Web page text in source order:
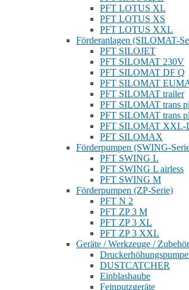
PFT LOTUS XL
PFT LOTUS XS
PFT LOTUS XXL
Förderanlagen (SILOMAT-
PFT SILOJET
PFT SILOMAT 230V
PFT SILOMAT DF Q
PFT SILOMAT
PFT SILOMAT trailer
PFT SILOMAT trans
PFT SILOMAT trans
PFT SILOMAT XXL-
PFT SILOMAX
Förderpumpen (SWING-
PFT SWING L
PFT SWING L airless
PFT SWING M
Förderpumpen (ZP-Serie)
PFT N 2
PFT ZP 3 M
PFT ZP 3 XL
PFT ZP 3 XXL
Geräte / Werkzeuge / Zubehör
DUSTCATCHER
Einblashaube
Feinputzgeräte